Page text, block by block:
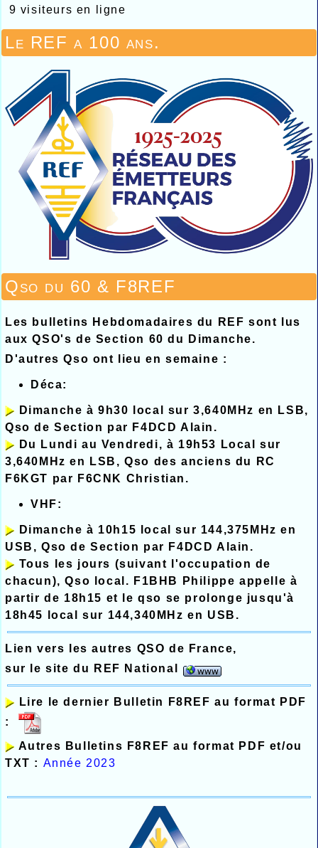
9 visiteurs en ligne
Le REF a 100 ans.
Qso du 60 & F8REF
Les bulletins Hebdomadaires du REF sont lus
aux QSO's de Section 60 du Dimanche.
D'autres Qso ont lieu en semaine :
Déca:
Dimanche à 9h30 local sur 3,640MHz en LSB,
Qso de Section par F4DCD Alain.
Du Lundi au Vendredi, à 19h53 Local sur
3,640MHz en LSB, Qso des anciens du RC
F6KGT par F6CNK Christian.
VHF:
Dimanche à 10h15 local sur 144,375MHz en
USB, Qso de Section par F4DCD Alain.
Tous les jours (suivant l'occupation de
chacun), Qso local. F1BHB Philippe appelle à
partir de 18h15 et le qso se prolonge jusqu'à
18h45 local sur 144,340MHz en USB.
Lien vers les autres QSO de France,
sur le site du REF National
Lire le dernier Bulletin F8REF au format PDF
:
Autres Bulletins F8REF au format PDF et/ou
TXT : Année 2023